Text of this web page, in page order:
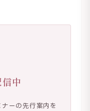
中
ーの先行案内を